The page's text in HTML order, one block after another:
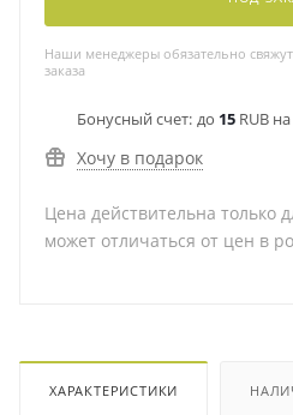
Наши менеджеры обязательно
заказа
Бонусный счет: до 15 RUB
Хочу в подарок
Цена действительна только
может отличаться от цен в
ХАРАКТЕРИСТИКИ